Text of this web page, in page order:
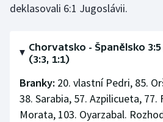
deklasovali 6:1 Jugoslávii.
Chorvatsko - Španělsko
(3:3, 1:1)
Branky: 20. vlastní Pedri, 85.
38. Sarabia, 57. Azpilicueta, 77.
Morata, 103. Oyarzabal.